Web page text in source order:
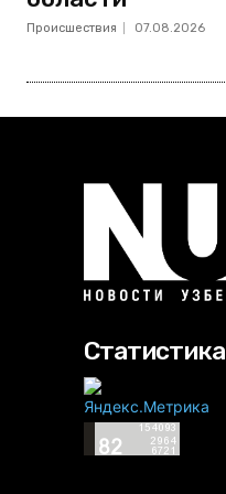
Происшествия 07.08.2026
Статистика